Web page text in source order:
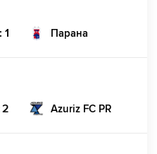
1 Парана
2 Azuriz FC PR